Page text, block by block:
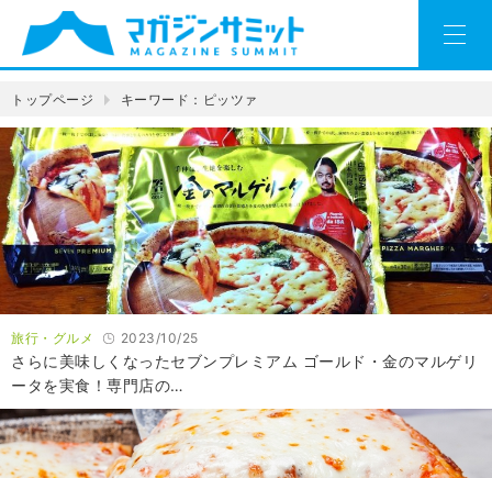
トップページ キーワード：ピッツァ
旅行・グルメ 2023/10/25
さらに美味しくなったセブンプレミアム ゴールド・金のマルゲリ
ータを実食！専門店の…